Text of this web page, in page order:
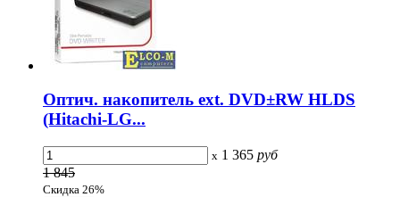
Оптич. накопитель ext. DVD±RW HLDS
(Hitachi-LG...
x 1 365 руб
1 845
Скидка 26%